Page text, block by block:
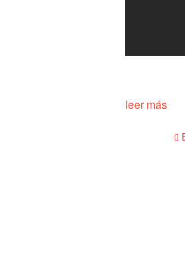
leer más